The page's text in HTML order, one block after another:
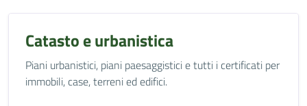
Catasto e urbanistica
Piani urbanistici, piani paesaggistici e tutti i certificati per
immobili, case, terreni ed edifici.